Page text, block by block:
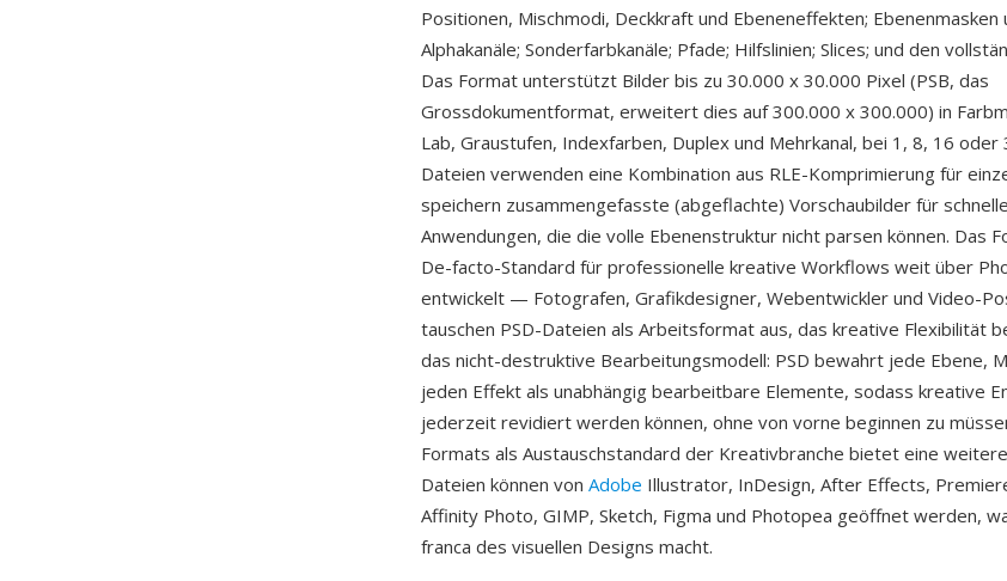
Positionen, Mischmodi, Deckkraft und Ebeneneffekten; Ebenenmasken
Alphakanäle; Sonderfarbkanäle; Pfade; Hilfslinien; Slices; und den
Das Format unterstützt Bilder bis zu 30.000 x 30.000 Pixel (PSB, das
Grossdokumentformat, erweitert dies auf 300.000 x 300.000) in
Lab, Graustufen, Indexfarben, Duplex und Mehrkanal, bei 1, 8, 16 oder
Dateien verwenden eine Kombination aus RLE-Komprimierung für
speichern zusammengefasste (abgeflachte) Vorschaubilder für
Anwendungen, die die volle Ebenenstruktur nicht parsen können. Das
De-facto-Standard für professionelle kreative Workflows weit über
entwickelt — Fotografen, Grafikdesigner, Webentwickler und Video-
tauschen PSD-Dateien als Arbeitsformat aus, das kreative Flexibilität
das nicht-destruktive Bearbeitungsmodell: PSD bewahrt jede Ebene,
jeden Effekt als unabhängig bearbeitbare Elemente, sodass kreative
jederzeit revidiert werden können, ohne von vorne beginnen zu
Formats als Austauschstandard der Kreativbranche bietet eine
Dateien können von Adobe Illustrator, InDesign, After Effects,
Affinity Photo, GIMP, Sketch, Figma und Photopea geöffnet werden,
franca des visuellen Designs macht.